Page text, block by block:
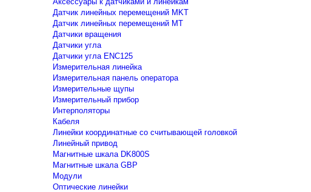
Датчик линейных перемещений MKT
Датчик линейных перемещений MT
Датчики вращения
Датчики угла
Датчики угла ENC125
Измерительная линейка
Измерительная панель оператора
Измерительные щупы
Измерительный прибор
Интерполяторы
Кабеля
Линейки координатные со считывающей головкой
Линейный привод
Магнитные шкала DK800S
Магнитные шкала GBP
Модули
Оптические линейки